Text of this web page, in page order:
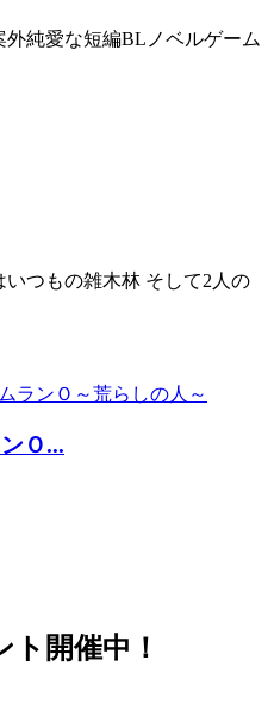
純愛な短編BLノベルゲーム
つもの雑木林 そして2人の
Ｏ...
開催中！